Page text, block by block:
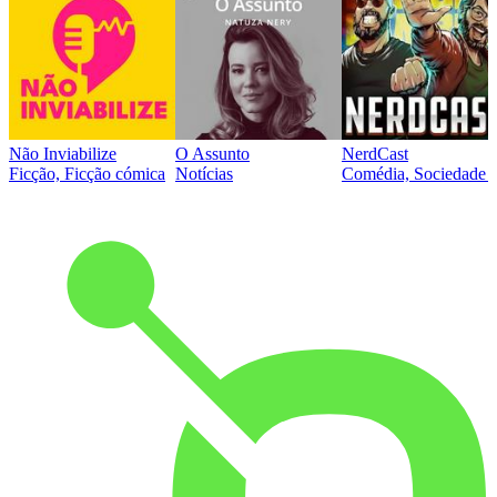
Não Inviabilize
Ficção, Ficção cómica
O Assunto
Notícias
NerdCast
Comédia, Sociedade